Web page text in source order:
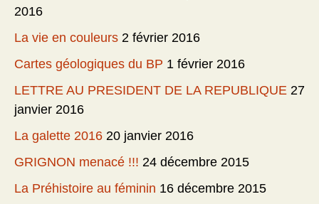
2016
La vie en couleurs 2 février 2016
Cartes géologiques du BP 1 février 2016
LETTRE AU PRESIDENT DE LA REPUBLIQUE 27
janvier 2016
La galette 2016 20 janvier 2016
GRIGNON menacé !!! 24 décembre 2015
La Préhistoire au féminin 16 décembre 2015